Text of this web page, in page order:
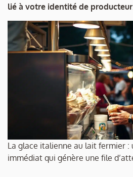
lié à votre identité de producteur
La glace italienne au lait fermier :
immédiat qui génère une file